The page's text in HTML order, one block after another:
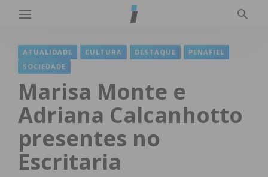
ATUALIDADE CULTURA DESTAQUE
PENAFIEL
SOCIEDADE
Marisa Monte e
Adriana Calcanhotto
presentes no
Escritaria